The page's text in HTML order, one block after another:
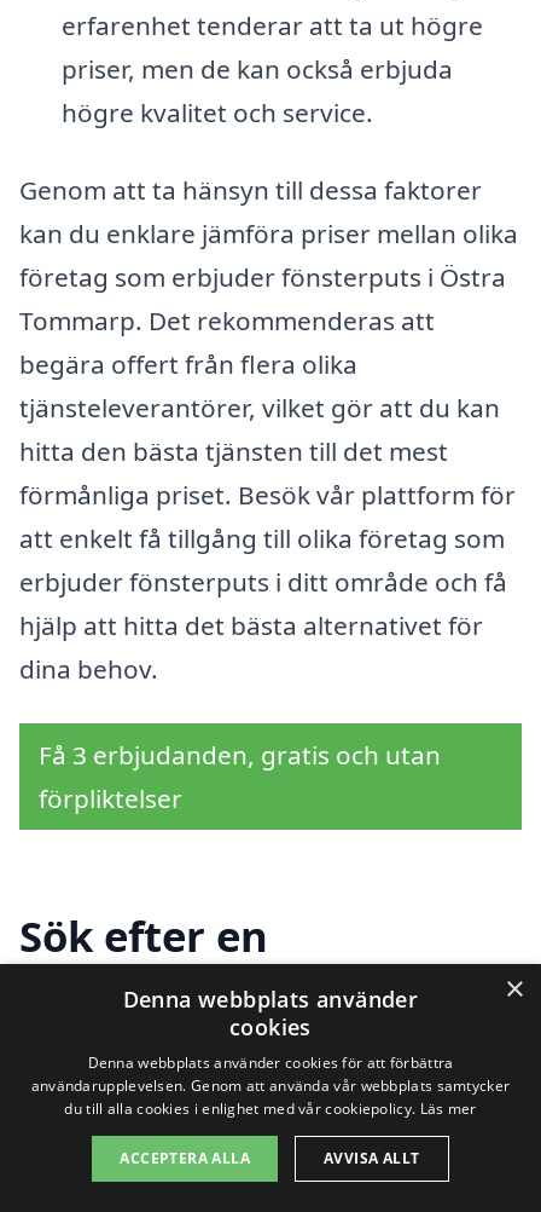
erfarenhet tenderar att ta ut högre
priser, men de kan också erbjuda
högre kvalitet och service.
Genom att ta hänsyn till dessa faktorer
kan du enklare jämföra priser mellan olika
företag som erbjuder fönsterputs i Östra
Tommarp. Det rekommenderas att
begära offert från flera olika
tjänsteleverantörer, vilket gör att du kan
hitta den bästa tjänsten till det mest
förmånliga priset. Besök vår plattform för
att enkelt få tillgång till olika företag som
erbjuder fönsterputs i ditt område och få
hjälp att hitta det bästa alternativet för
dina behov.
Få 3 erbjudanden, gratis och utan
förpliktelser
Sök efter en
professionell för
fönsterputs i andra
städer nära Östra
Tommarp
×
Denna webbplats använder
cookies
Denna webbplats använder cookies för att förbättra
användarupplevelsen. Genom att använda vår webbplats samtycker
du till alla cookies i enlighet med vår cookiepolicy. Läs mer
ACCEPTERA ALLA AVVISA ALLT